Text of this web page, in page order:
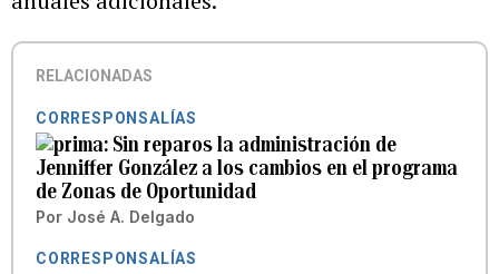
RELACIONADAS
CORRESPONSALÍAS
Sin reparos la administración de
Jenniffer González a los cambios en el programa
de Zonas de Oportunidad
Por José A. Delgado
CORRESPONSALÍAS